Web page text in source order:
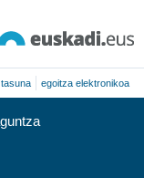
egoitza elektronikoa